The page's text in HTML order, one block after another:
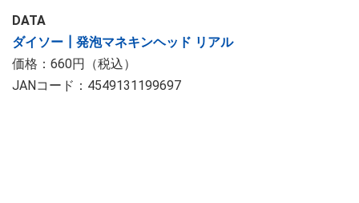
DATA
ダイソー┃発泡マネキンヘッド リアル
価格：660円（税込）
JANコード：4549131199697